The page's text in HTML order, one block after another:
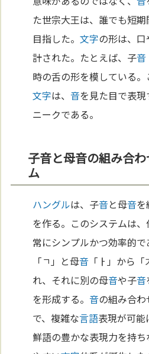
た世宗大王は、誰でも短
目指した。文字の形は、
計された。たとえば、子音
時の舌の形を模している。
文字は、音を見た目で表
ニークである。
子音と母音の組み合
ム
ハングルは、子音と母音
を作る。このシステムは、
常にシンプルかつ効率的
「ㄱ」と母音 「ㅏ」から
れ、それに別の母音や子音
を形成する。音の組み合わ
で、複雑な言語表現が可能
鮮語の豊かな表現力を持